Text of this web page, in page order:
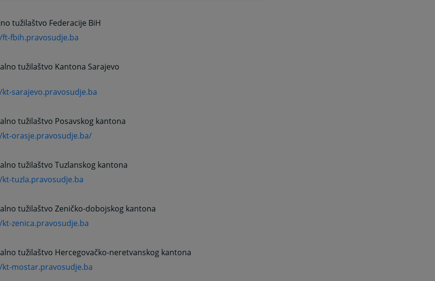
tužilaštvo Federacije BiH
fbih.pravosudje.ba
tužilaštvo Kantona Sarajevo
sarajevo.pravosudje.ba
tužilaštvo Posavskog kantona
orasje.pravosudje.ba/
tužilaštvo Tuzlanskog kantona
tuzla.pravosudje.ba
tužilaštvo Zeničko-dobojskog kantona
zenica.pravosudje.ba
tužilaštvo Hercegovačko-neretvanskog kantona
mostar.pravosudje.ba